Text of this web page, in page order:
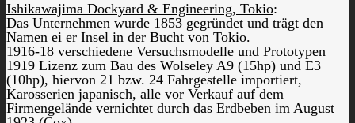
Ishikawajima Dockyard & Engineering, Tokio:
Das Unternehmen wurde 1853 gegründet und trägt den
Namen ei er Insel in der Bucht von Tokio.
1916-18 verschiedene Versuchsmodelle und Prototypen
1919 Lizenz zum Bau des Wolseley A9 (15hp) und E3
(10hp), hiervon 21 bzw. 24 Fahrgestelle importiert,
Karosserien japanisch, alle vor Verkauf auf dem
Firmengelände vernichtet durch das Erdbeben im August